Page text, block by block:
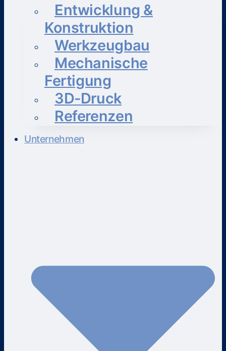
Entwicklung &
Konstruktion
Werkzeugbau
Mechanische
Fertigung
3D-Druck
Referenzen
Unternehmen